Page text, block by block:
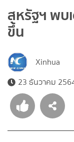
สหรัฐฯ พบ
ขึ้น
Xinhua
23 ธันวาคม